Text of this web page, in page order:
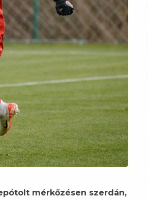
mérkőzésen szerdán,